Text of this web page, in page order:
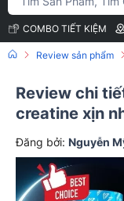
COMBO TIẾT KIỆM
Review sản phẩm
Review chi
creatine xịn
Đăng bởi: Nguyễn